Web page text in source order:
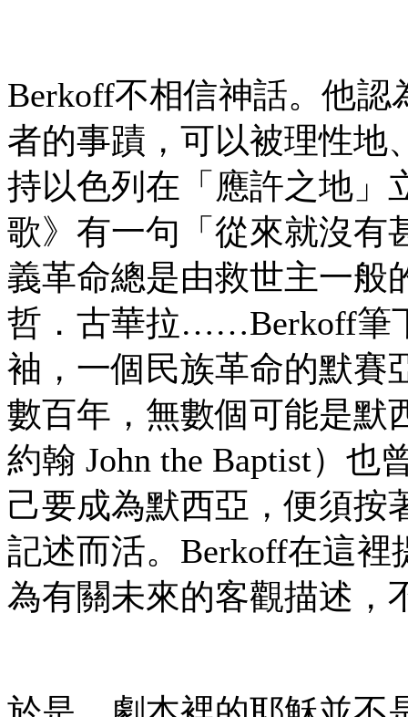
Berkoff不相信神話。他
者的事蹟，可以被理性地
持以色列在「應許之地
歌》有一句「從來就沒有
義革命總是由救世主一般
哲．古華拉……Berkoff筆
袖，一個民族革命的默賽
數百年，無數個可能是
約翰 John the Baptist）
己要成為默西亞，便須按
記述而活。Berkoff在這
為有關未來的客觀描述，